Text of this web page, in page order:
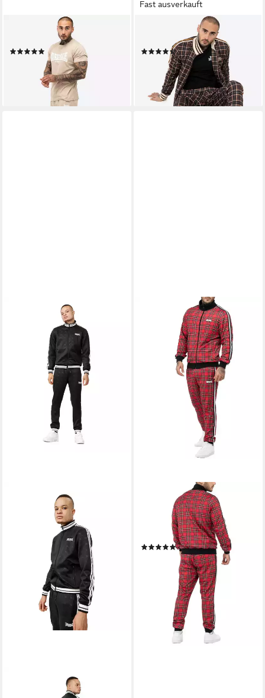
Trainingsanzug MOY
(23)
ab 42,99 €
lieferbar - in 2-3 Werktagen bei dir
Fast ausverkauft
Trainingsanzug HEDLEY
(11)
ab 100,09 € UVP 124,00 €
lieferbar - in 2-3 Werktagen bei dir
Trainingsanzug Ashwell (Set,
Trainingsanzug
Trainingsanzug Lonsdale
Royal Stewart
(9)
ab 100,09 € UVP124,00 €
lieferbar - in 2-3 Werktagen bei dir